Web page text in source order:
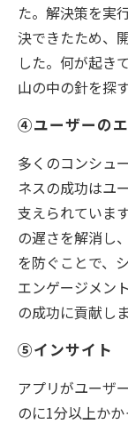
た。解決策を実
決できたため、
した。何が起き
山の中の針を探
④ユーザーの
多くのコンシュ
ネスの成功はユ
支えられていま
の遅さを解消し
を防ぐことで、
エンゲージメン
の成功に貢献し
⑤インサイト
アプリがユーザ
のに1分以上かか